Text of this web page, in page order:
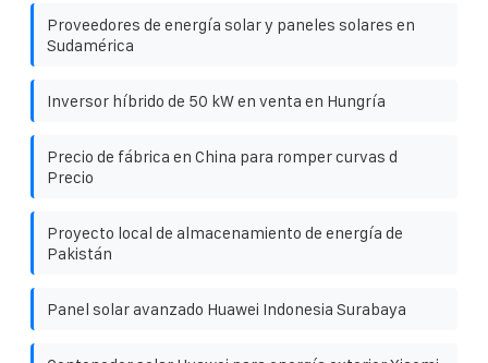
Proveedores de energía solar y paneles solares en
Sudamérica
Inversor híbrido de 50 kW en venta en Hungría
Precio de fábrica en China para romper curvas d
Precio
Proyecto local de almacenamiento de energía de
Pakistán
Panel solar avanzado Huawei Indonesia Surabaya